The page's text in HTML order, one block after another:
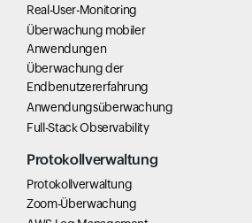
Real-User-Monitoring
Überwachung mobiler
Anwendungen
Überwachung der
Endbenutzererfahrung
Anwendungsüberwachung
Full-Stack Observability
Protokollverwaltung
Protokollverwaltung
Zoom-Überwachung